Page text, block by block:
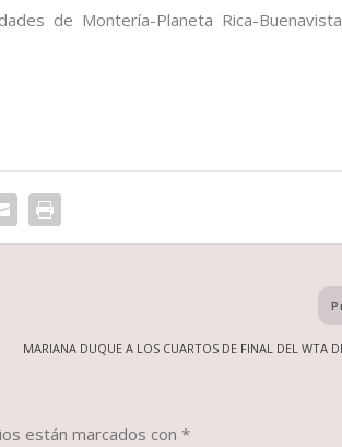
de Montería-Planeta Rica-
MARIANA DUQUE A LOS CUARTOS DE FINAL DEL WTA
están marcados con*